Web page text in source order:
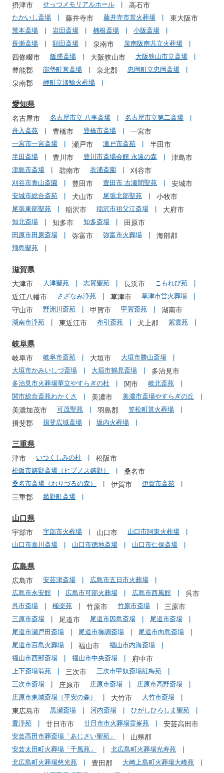
摂津市 せっつメモリアルホール 高石市
たかいし斎場 藤井寺市 藤井寺市営火葬場 東大阪市
荒本斎場 岩田斎場 楠根斎場
小阪斎場
長瀬斎場
額田斎場 泉南市 泉南阪南共立火葬場
四條畷市 飯盛斎場 大阪狭山市 大阪狭山市立斎場
豊能郡 能勢町営斎場 泉北郡 忠岡町立忠岡斎場
泉南郡 岬町立淡輪火葬場
愛知県
名古屋市 名古屋市立 八事斎場
名古屋市立第二斎場
舟入斎苑
豊橋市 豊橋市斎場 一宮市
一宮市一宮斎場 瀬戸市 瀬戸市斎苑 半田市
半田斎場 豊川市 豊川市斎場会館 永遠の森 津島市
津島市斎場 碧南市 衣浦斎園 刈谷市
刈谷市青山斎園 豊田市 豊田市 古瀬間聖苑 安城市
安城市総合斎苑 犬山市 尾張北部聖苑 小牧市
尾張東部聖苑 稲沢市 稲沢市祖父江斎場 大府市
知北斎場 知多市 知多斎場 田原市
田原市田原斎場 弥富市 弥富市火葬場 海部郡
飛島聖苑
滋賀県
大津市 大津聖苑 志賀聖苑 長浜市 こもれび苑
近江八幡市 さざなみ浄苑 草津市 草津市営火葬場
守山市 野洲川斎苑 甲賀市 甲賀斎苑 湖南市
湖南市浄苑 東近江市 布引斎苑 犬上郡 紫雲苑
岐阜県
岐阜市 岐阜市斎苑 大垣市
大垣市勝山斎場
大垣市かみいしづ斎場
大垣市鶴見斎場 多治見市
多治見市火葬場華立やすらぎの杜 関市
岐北斎苑
関市総合斎苑わかくさ
美濃市 美濃市斎場やすらぎの丘
美濃加茂市 可茂聖苑 羽島郡 笠松町営火葬場
揖斐郡 揖斐広域斎場 坂内火葬場
三重県
津市 いつくしみの杜 松阪市
松阪市嬉野斎場（ヒプノス嬉野） 桑名市
桑名市斎場（おりづるの森） 伊賀市 伊賀市斎苑
三重郡 菰野町斎場
山口県
宇部市 宇部市火葬場 山口市
山口市阿東火葬場
山口市嘉川斎場
山口市徳地斎場 山口市仁保斎場
広島県
広島市 安芸津斎場
広島市五日市火葬場
広島市永安館
広島市可部火葬場 広島市西風館 呉市
呉市斎場 極楽苑 竹原市 竹原市斎場 三原市
三原市斎場 尾道市 尾道市因島斎場
尾道市斎場
尾道市瀬戸田斎場
尾道市御調斎場
尾道市向島斎場
尾道市百島火葬場
福山市
福山市内海斎場
福山市西部斎場
福山市中央斎場 府中市
上下斎場翁苑 三次市
三次市甲奴斎場紅梅苑
三次市斎場
庄原市 庄原市斎場
庄原市高野斎場
庄原市東城斎場（平安の森）
大竹市 大竹市斎場
東広島市 黒瀬斎場 河内斎場
ひがしひろしま聖苑
豊浄苑
廿日市市 廿日市市火葬場霊峯苑 安芸高田市
安芸高田市葬斎場「あじさい聖苑」 山県郡
安芸太田町火葬場「千風苑」
北広島町火葬場光寿苑
北広島町火葬場慈光苑
豊田郡 大崎上島町火葬場大峰苑